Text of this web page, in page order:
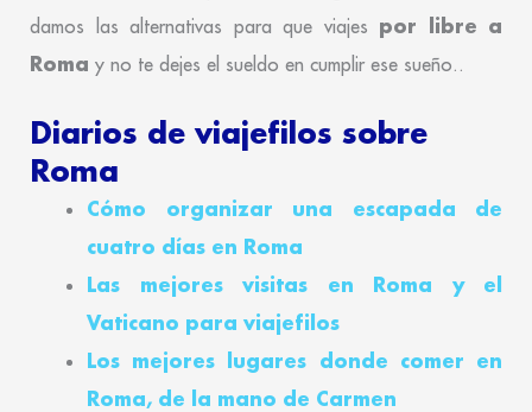
damos las alternativas para que viajes por libre a
Roma y no te dejes el sueldo en cumplir ese sueño..
Diarios de viajefilos sobre
Roma
Cómo organizar una escapada de
cuatro días en Roma
Las mejores visitas en Roma y el
Vaticano para viajefilos
Los mejores lugares donde comer en
Roma, de la mano de Carmen